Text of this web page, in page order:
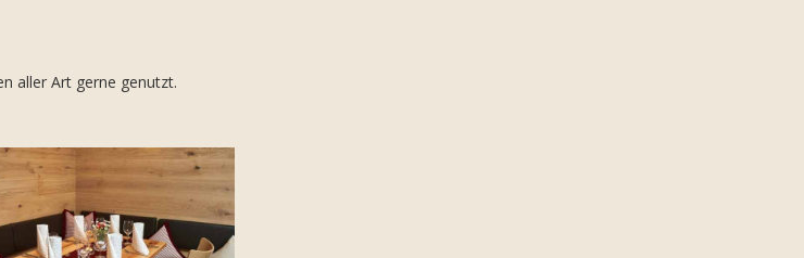
aller Art gerne genutzt.